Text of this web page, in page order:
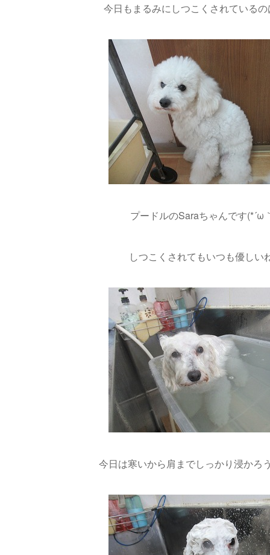
今日もまるみにしつこくされている
プードルのSaraちゃんです(*´ω
しつこくされてもいつも優しい
今日は寒いから肩までしっかり浸かろ